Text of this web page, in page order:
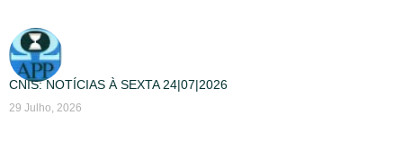
CNIS: NOTÍCIAS À SEXTA 24|07|2026
29 Julho, 2026